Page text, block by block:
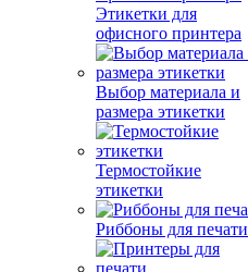
Этикетки для
офисного принтера
Выбор материала и
размера этикетки
Термостойкие
этикетки
Риббоны для печати